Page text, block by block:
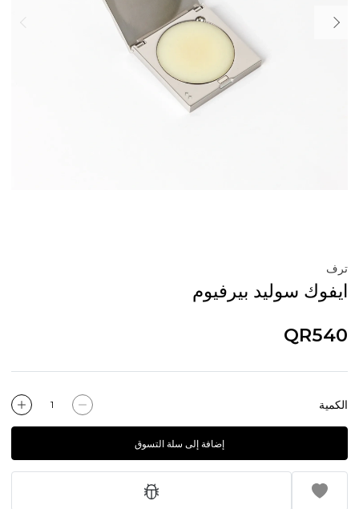
ترف
ايفوك سوليد بيرفيوم
QR540
الكمية
إضافة إلى سلة التسوق